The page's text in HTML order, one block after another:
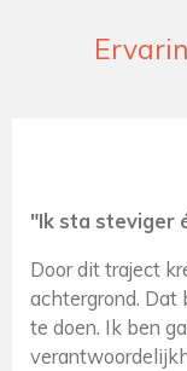
"Ik sta steviger
Door dit traject
achtergrond. Dat
te doen. Ik ben